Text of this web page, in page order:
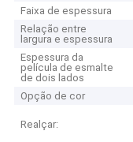
Faixa de espessura
Relação entre
largura e espessura
Espessura da
película de esmalte
de dois lados
Opção de cor
Realçar: